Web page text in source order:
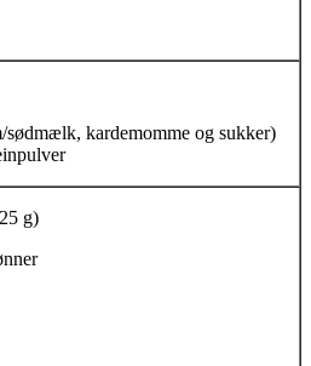
sødmælk, kardemomme og sukker)
g)